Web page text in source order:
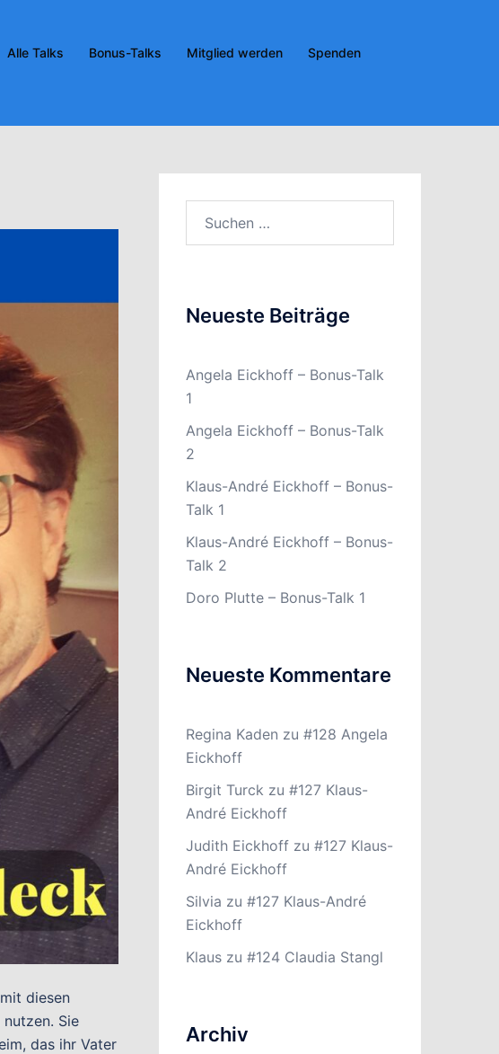
Alle Talks Bonus-Talks Mitglied werden
Spenden
diesen
Sie
das ihr Vater
Neueste Beiträge
Angela Eickhoff – Bonus-Talk
1
Angela Eickhoff – Bonus-Talk
2
Klaus-André Eickhoff – Bonus-
Talk 1
Klaus-André Eickhoff – Bonus-
Talk 2
Doro Plutte – Bonus-Talk 1
Neueste Kommentare
Regina Kaden zu #128 Angela
Eickhoff
Birgit Turck zu #127 Klaus-
André Eickhoff
Judith Eickhoffzu #127 Klaus-
André Eickhoff
Silvia zu #127 Klaus-André
Eickhoff
Klauszu #124 Claudia Stangl
Archiv